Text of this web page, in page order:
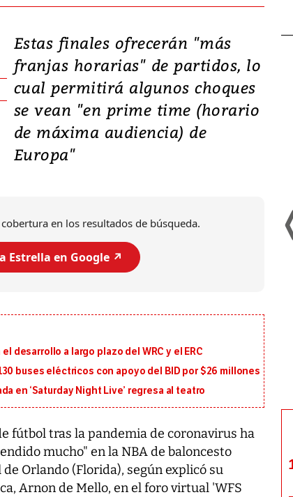
Estas finales ofrecerán "más
franjas horarias" de partidos, lo
cual permitirá algunos choques
se vean "en prime time (horario
de máxima audiencia) de
Europa"
en los resultados de búsqueda.
Estrella en Google ↗️
desarrollo a largo plazo del WRC y el ERC
buses eléctricos con apoyo del BID por $26 millones
en ‘Saturday Night Live’ regresa al teatro
fútbol tras la pandemia de coronavirus ha
mucho" en la NBA de baloncesto
Orlando (Florida), según explicó su
Arnon de Mello, en el foro virtual 'WFS
Video: Lula lanza su
candidatura con
promesas de inversión
en defensa, educación y
tierras raras
presidente de Brasil, Luiz Inácio Lula